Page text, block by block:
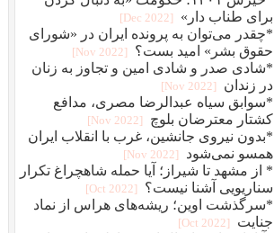
برای طناب دار»
[2022 Dec]
*چقدر می‌توان به پرونده ایران در «شورای
حقوق بشر» امید بست؟
[2022 Nov]
*شادی صدر و شادی امین و تجاوز به زنان
در زندان
[2022 Nov]
*سوابق سیاه عبدالرضا مصری، مدافع
کشتار معترضان بلوچ
[2022 Nov]
*بدون نیروی جانشین، غرب با انقلاب ایران
همسو نمی‌شود
[2022 Nov]
* از مشهد تا شیراز؛ آیا حمله شاهچراغ تکرار
سناریویی آشنا نیست؟
[2022 Oct]
*سرگذشت اوین؛ ریشه‌های هراس از نماد
جنایت
[2022 Oct]